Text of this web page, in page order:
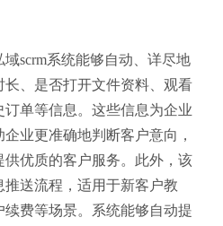
scrm系统能够自动、详尽地
、是否打开文件资料、观看
单等信息。这些信息为企业
业更准确地判断客户意向，
供优质的客户服务。此外，该
送流程，适用于新客户教
费等场景。系统能够自动提